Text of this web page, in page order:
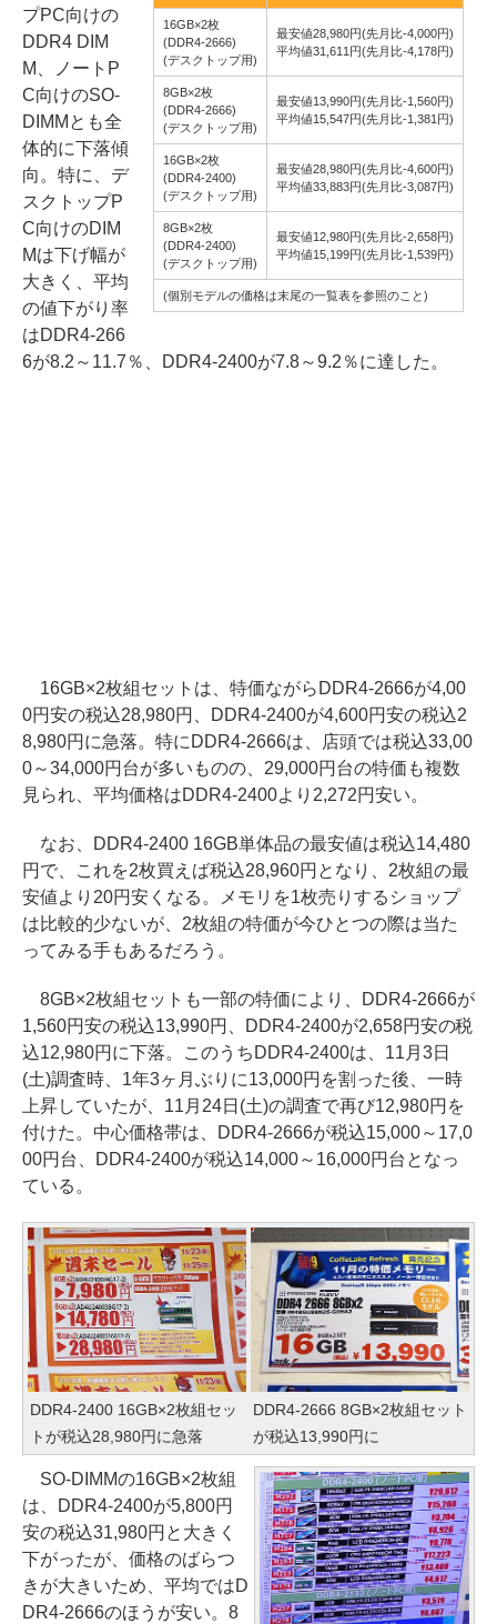
16GB×2枚
(DDR4-2666)
(デスクトップ用)
最安値28,980円(先月比-4,000円)
平均値31,611円(先月比-4,178円)
8GB×2枚
(DDR4-2666)
(デスクトップ用)
最安値13,990円(先月比-1,560円)
平均値15,547円(先月比-1,381円)
16GB×2枚
(DDR4-2400)
(デスクトップ用)
最安値28,980円(先月比-4,600円)
平均値33,883円(先月比-3,087円)
8GB×2枚
(DDR4-2400)
(デスクトップ用)
最安値12,980円(先月比-2,658円)
平均値15,199円(先月比-1,539円)
(個別モデルの価格は末尾の一覧表を参照のこと)
プPC向けの
DDR4 DIM
M、ノートP
C向けのSO-
DIMMとも全
体的に下落傾
向。特に、デ
スクトップP
C向けのDIM
Mは下げ幅が
大きく、平均
の値下がり率
はDDR4-266
6が8.2～11.7％、DDR4-2400が7.8～9.2％に達した。
16GB×2枚組セットは、特価ながらDDR4-2666が4,00
0円安の税込28,980円、DDR4-2400が4,600円安の税込2
8,980円に急落。特にDDR4-2666は、店頭では税込33,00
0～34,000円台が多いものの、29,000円台の特価も複数
見られ、平均価格はDDR4-2400より2,272円安い。
なお、DDR4-2400 16GB単体品の最安値は税込14,480
円で、これを2枚買えば税込28,960円となり、2枚組の最
安値より20円安くなる。メモリを1枚売りするショップ
は比較的少ないが、2枚組の特価が今ひとつの際は当た
ってみる手もあるだろう。
8GB×2枚組セットも一部の特価により、DDR4-2666が
1,560円安の税込13,990円、DDR4-2400が2,658円安の税
込12,980円に下落。このうちDDR4-2400は、11月3日
(土)調査時、1年3ヶ月ぶりに13,000円を割った後、一時
上昇していたが、11月24日(土)の調査で再び12,980円を
付けた。中心価格帯は、DDR4-2666が税込15,000～17,0
00円台、DDR4-2400が税込14,000～16,000円台となっ
ている。
DDR4-2400 16GB×2枚組セッ
トが税込28,980円に急落
DDR4-2666 8GB×2枚組セット
が税込13,990円に
SO-DIMMの16GB×2枚組
は、DDR4-2400が5,800円
安の税込31,980円と大きく
下がったが、価格のばらつ
きが大きいため、平均ではD
DR4-2666のほうが安い。8